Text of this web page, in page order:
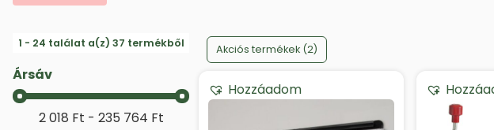
1 - 24 találat a(z) 37 termékből
Ársáv
Ársáv
2 018 Ft - 235 764 Ft
Products on sale
Akciós termékek (2)
Hozzáadom